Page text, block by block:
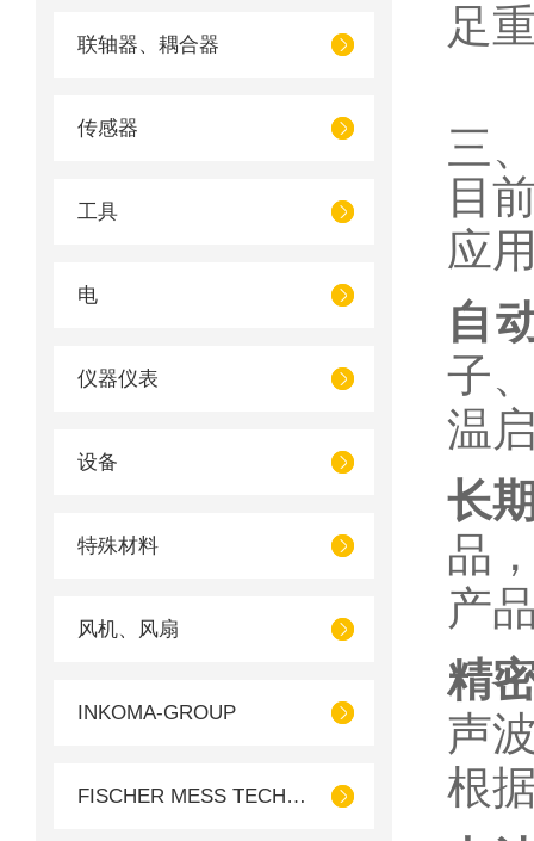
联轴器、耦合器
传感器
工具
电
仪器仪表
设备
特殊材料
风机、风扇
INKOMA-GROUP
FISCHER MESS TECHNIK
足
三
目
应
自
子
温
长
品
产
精
声
根